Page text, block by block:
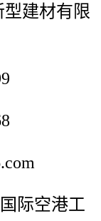
建材有限
际空港工